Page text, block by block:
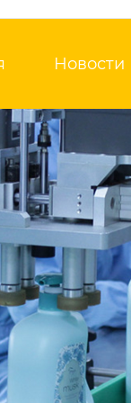
Новости